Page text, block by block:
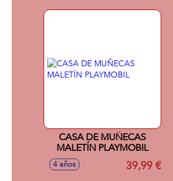
CASA DE MUÑECAS
MALETÍN PLAYMOBIL
4 años 39,99 €